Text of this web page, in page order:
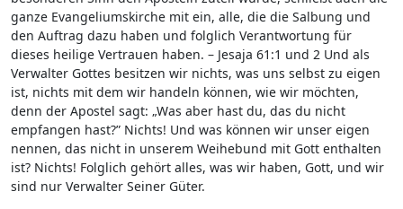
ganze Evangeliumskirche mit ein, alle, die die Salbung und
den Auftrag dazu haben und folglich Verantwortung für
dieses heilige Vertrauen haben. – Jesaja 61:1 und 2 Und als
Verwalter Gottes besitzen wir nichts, was uns selbst zu eigen
ist, nichts mit dem wir handeln können, wie wir möchten,
denn der Apostel sagt: „Was aber hast du, das du nicht
empfangen hast?” Nichts! Und was können wir unser eigen
nennen, das nicht in unserem Weihebund mit Gott enthalten
ist? Nichts! Folglich gehört alles, was wir haben, Gott, und wir
sind nur Verwalter Seiner Güter.